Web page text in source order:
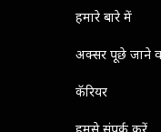
हमारे बारे में
अक्सर पूछे जाने
कॅरियर